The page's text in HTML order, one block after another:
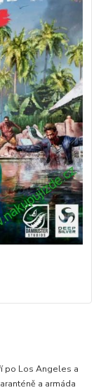
po Los Angeles a
a armáda